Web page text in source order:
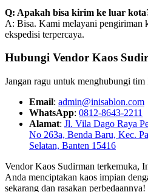
Q: Apakah bisa kirim ke luar
A: Bisa. Kami melayani pengiriman
ekspedisi terpercaya.
Hubungi Vendor Kaos
Jangan ragu untuk menghubungi
Email: admin@inisablon.com
WhatsApp: 0812-8643-2211
Alamat: Jl. Vila Dago Raya
No 263a, Benda Baru, Kec.
Selatan, Banten 15416
Vendor Kaos Sudirman terkemuka,
Anda menciptakan kaos impian
sekarang dan rasakan perbedaannya!